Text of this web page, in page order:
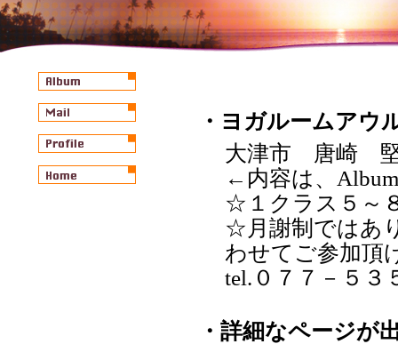
・ヨガルームアウ
大津市 唐崎 堅
←内容は、
☆１クラス５～
☆月謝制ではあ
わせてご参加頂
tel.０７７－５３
・詳細なページが